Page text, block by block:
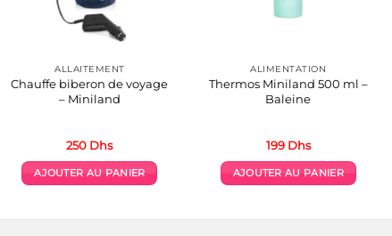
ALLAITEMENT
Chauffe biberon de voyage
– Miniland
250 Dhs
AJOUTER AU PANIER
ALIMENTATION
Thermos Miniland 500 ml –
Baleine
199 Dhs
AJOUTER AU PANIER